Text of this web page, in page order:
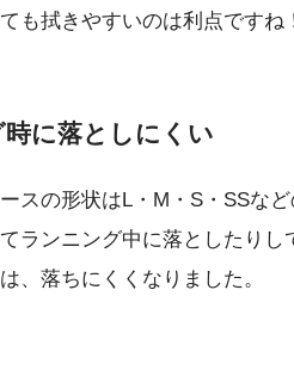
も拭きやすいのは利点ですね
に落としにくい
スの形状はL・M・S・SSな
ランニング中に落としたり
、落ちにくくなりました。